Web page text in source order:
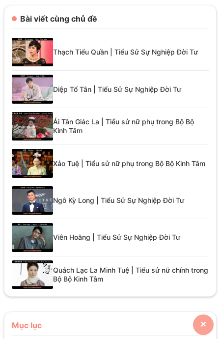
Bài viết cùng chủ đề
Thạch Tiểu Quần | Tiểu Sử Sự Nghiệp Đời Tư
Diệp Tổ Tân | Tiểu Sử Sự Nghiệp Đời Tư
Ái Tân Giác La | Tiểu sử nữ phụ trong Bộ Bộ
Kinh Tâm
Xảo Tuệ | Tiểu sử nữ phụ trong Bộ Bộ Kinh Tâm
Ngô Kỳ Long | Tiểu Sử Sự Nghiệp Đời Tư
Viên Hoằng | Tiểu Sử Sự Nghiệp Đời Tư
Quách Lạc La Minh Tuệ | Tiểu sử nữ chính trong
Bộ Bộ Kinh Tâm
✕
Mục lục